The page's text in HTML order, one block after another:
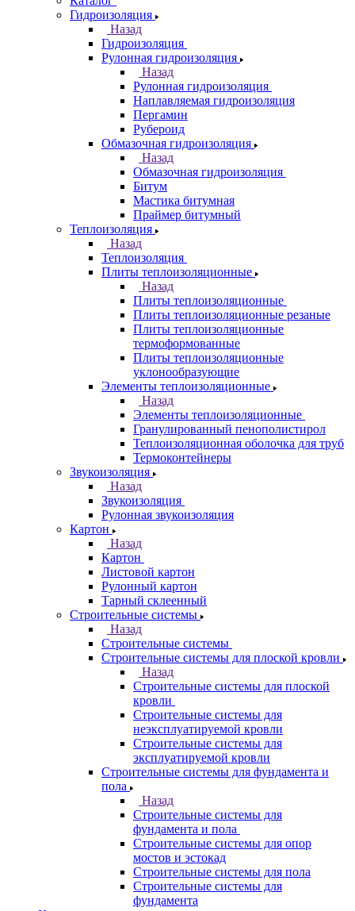
Гидроизоляция
Назад
Гидроизоляция
Рулонная гидроизоляция
Назад
Рулонная гидроизоляция
Наплавляемая гидроизоляция
Пергамин
Рубероид
Обмазочная гидроизоляция
Назад
Обмазочная гидроизоляция
Битум
Мастика битумная
Праймер битумный
Теплоизоляция
Назад
Теплоизоляция
Плиты теплоизоляционные
Назад
Плиты теплоизоляционные
Плиты теплоизоляционные резаные
Плиты теплоизоляционные
термоформованные
Плиты теплоизоляционные
уклонообразующие
Элементы теплоизоляционные
Назад
Элементы теплоизоляционные
Гранулированный пенополистирол
Теплоизоляционная оболочка для труб
Термоконтейнеры
Звукоизоляция
Назад
Звукоизоляция
Рулонная звукоизоляция
Картон
Назад
Картон
Листовой картон
Рулонный картон
Тарный склеенный
Строительные системы
Назад
Строительные системы
Строительные системы для плоской кровли
Назад
Строительные системы для плоской
кровли
Строительные системы для
неэксплуатируемой кровли
Строительные системы для
эксплуатируемой кровли
Строительные системы для фундамента и
пола
Назад
Строительные системы для
фундамента и пола
Строительные системы для опор
мостов и эстокад
Строительные системы для пола
Строительные системы для
фундамента